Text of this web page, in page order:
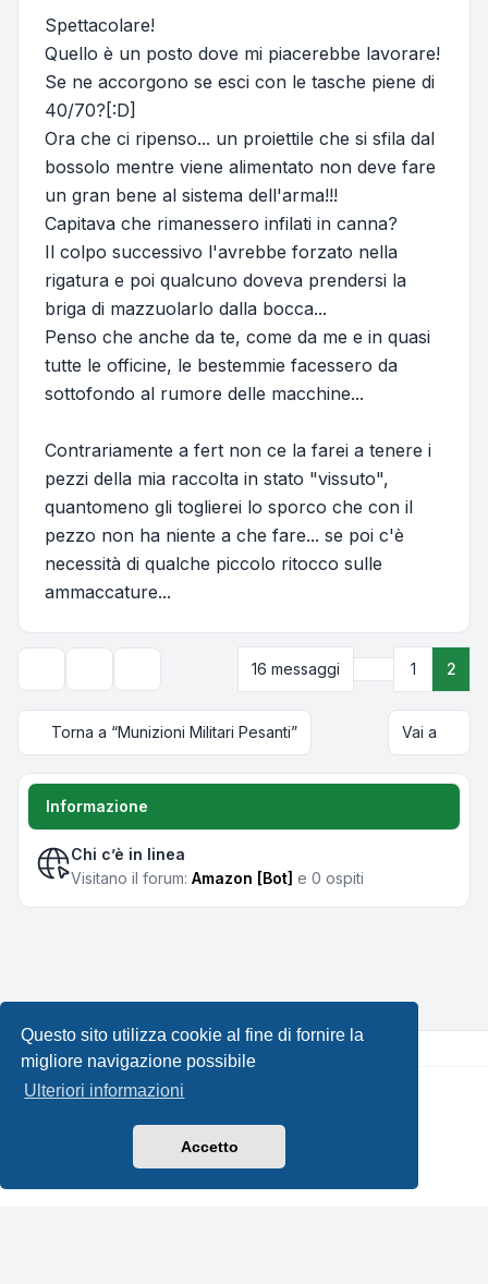
Questo sito utilizza cookie al fine di fornire la
migliore navigazione possibile
Ulteriori informazioni
Accetto
Spettacolare!
Quello è un posto dove mi piacerebbe lavorare!
Se ne accorgono se esci con le tasche piene di
40/70?[:D]
Ora che ci ripenso... un proiettile che si sfila dal
bossolo mentre viene alimentato non deve fare
un gran bene al sistema dell'arma!!!
Capitava che rimanessero infilati in canna?
Il colpo successivo l'avrebbe forzato nella
rigatura e poi qualcuno doveva prendersi la
briga di mazzuolarlo dalla bocca...
Penso che anche da te, come da me e in quasi
tutte le officine, le bestemmie facessero da
sottofondo al rumore delle macchine...
Contrariamente a fert non ce la farei a tenere i
pezzi della mia raccolta in stato "vissuto",
quantomeno gli toglierei lo sporco che con il
pezzo non ha niente a che fare... se poi c'è
necessità di qualche piccolo ritocco sulle
ammaccature...
Opzioni di visualizzazione e ordinamento
16 messaggi Precedente
1 2
Torna a “Munizioni Militari Pesanti” Vai a
Informazione
Chi c’è in linea
Visitano il forum: Amazon [Bot] e 0 ospiti
Creato daphpBB® Forum Software © phpBB Limited •
Leenoz.com
phpBB-Italia.it
Condizioni|Tutti gli orari sono